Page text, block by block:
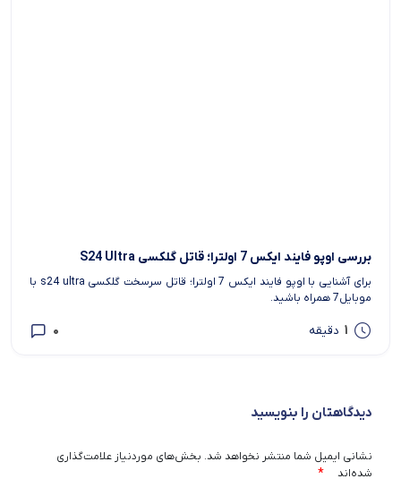
بررسی اوپو فایند ایکس 7 اولترا؛ قاتل گلکسی S24 Ultra
برای آشنایی با اوپو فایند ایکس 7 اولترا؛ قاتل سرسخت گلکسی s24 ultra با
موبایل7 همراه باشید.
1 دقیقه 0
دیدگاهتان را بنویسید
نشانی ایمیل شما منتشر نخواهد شد. بخش‌های موردنیاز علامت‌گذاری
شده‌اند
*